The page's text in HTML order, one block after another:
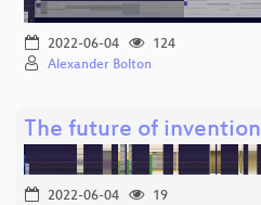
2022-06-04
124
Alexander Bolton
The future of invention
2022-06-04
19